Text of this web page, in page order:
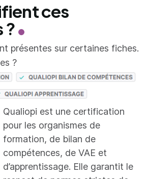
ces
?
présentes sur certaines fiches.
?
Qualiopi est une certification
pour les organismes de
formation, de bilan de
compétences, de VAE et
d’apprentissage. Elle garantit le